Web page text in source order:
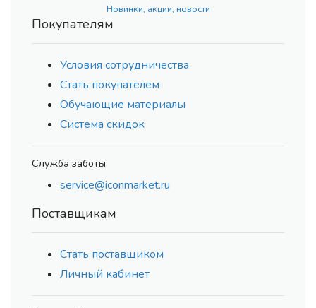
Новинки, акции, новости
Покупателям
Условия сотрудничества
Стать покупателем
Обучающие материалы
Система скидок
Служба заботы:
service@iconmarket.ru
Поставщикам
Стать поставщиком
Личный кабинет